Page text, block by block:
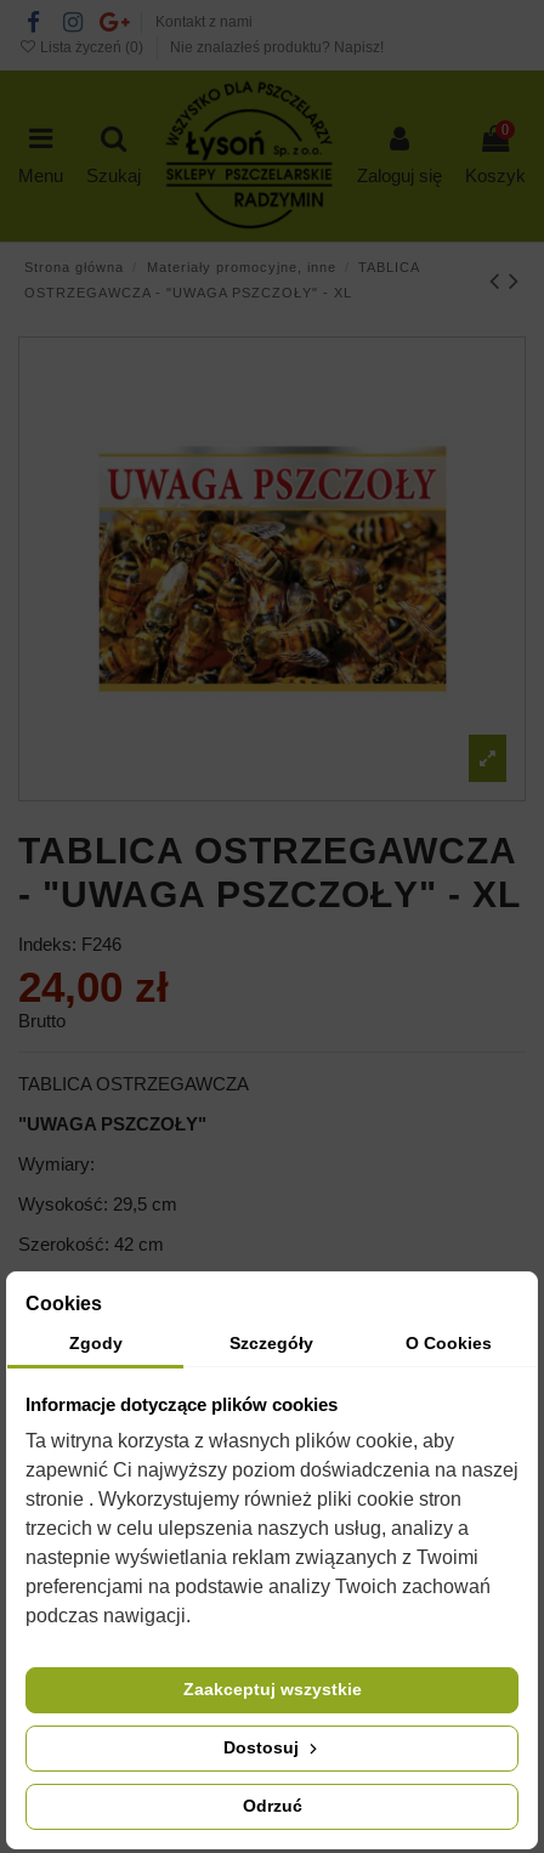
Kontakt z nami
Lista życzeń (0) Nie znalazłeś produktu? Napisz!
Menu Szukaj Zaloguj się
0
Koszyk
Strona główna Materiały promocyjne, inne
TABLICA
OSTRZEGAWCZA - "UWAGA PSZCZOŁY" - XL
TABLICA OSTRZEGAWCZA
- "UWAGA PSZCZOŁY" - XL
Indeks: F246
24,00 zł
Brutto
TABLICA OSTRZEGAWCZA
"UWAGA PSZCZOŁY"
Wymiary:
Wysokość: 29,5 cm
Szerokość: 42 cm
OPIS
"UWAGA PSZCZOŁY"
Wymiary:
Wysokość: 29,5 cm
Grubość: 0,3mm
Cookies
Zgody Szczegóły O Cookies
Informacje dotyczące plików cookies
Ta witryna korzysta z własnych plików cookie, aby
zapewnić Ci najwyższy poziom doświadczenia na naszej
stronie . Wykorzystujemy również pliki cookie stron
trzecich w celu ulepszenia naszych usług, analizy a
nastepnie wyświetlania reklam związanych z Twoimi
preferencjami na podstawie analizy Twoich zachowań
podczas nawigacji.
Odrzuć
Dostosuj
Zaakceptuj wszystkie